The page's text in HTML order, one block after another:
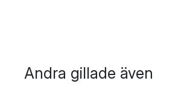
Andra gillade även